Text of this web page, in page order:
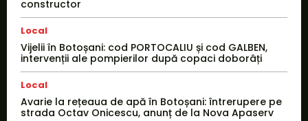
constructor
Local
Vijelii în Botoșani: cod PORTOCALIU și cod GALBEN,
intervenții ale pompierilor după copaci doborâți
Local
Avarie la rețeaua de apă în Botoșani: întrerupere pe
strada Octav Onicescu, anunț de la Nova Apaserv